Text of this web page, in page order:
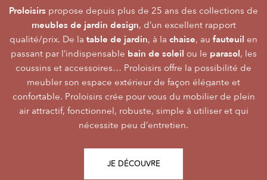
Proloisirs propose depuis plus de 25 ans des collections de
meubles de jardin design, d’un excellent rapport
qualité/prix. De la table de jardin, à la chaise, au fauteuil en
passant par l’indispensable bain de soleil ou le parasol, les
coussins et accessoires… Proloisirs offre la possibilité de
meubler son espace extérieur de façon élégante et
confortable. Proloisirs crée pour vous du mobilier de plein
air attractif, fonctionnel, robuste, simple à utiliser et qui
nécessite peu d’entretien.
JE DÉCOUVRE
Océocrée dumobilier Premium, pour vivre l’extérieur avec
raffinement et participer de façon inoubliable aux grandes
émotions de la vie. Le mobilier Océo, de par la qualité de
ses différents matériaux et de sa fabrication, se joue des
frontières d’usage. Voir sonextérieurcomme une pièce à
part entière nécessite du style et le soin des détails.
L’illustration Océo passe par la qualité desplateaux
Trespa® qui équipent en exclusivité de nombreusestables
de jardinpour un plaisir d’usage durable.
JE DÉCOUVRE
Alizéest LA marque du mobilier de jardin contemporain
dont la conception et l’accessibilité du prixfont qu’elle
s’adresse au plus grand nombre.
Le mobilier d’extérieur Alizé apporte un souffle bien
agréable empreint de style, fonctionnalité, facilité
d’utilisation, prix, pour des instantsRepas, Salon,Détente
Alizé est créée pour bien vivre dehors, dans la joie, la
modernité, la simplicité, le plaisir d’être ensemble !
JE DÉCOUVRE